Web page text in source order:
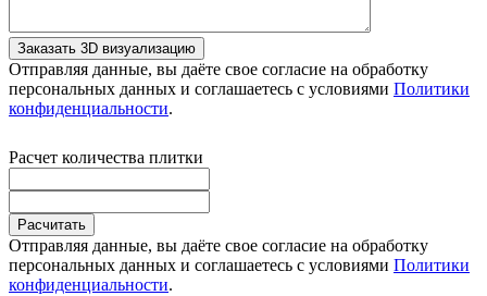
Заказать 3D визуализацию
Отправляя данные, вы даёте свое согласие на обработку
персональных данных и соглашаетесь с условиями Политики
конфиденциальности.
Расчет количества плитки
Расчитать
Отправляя данные, вы даёте свое согласие на обработку
персональных данных и соглашаетесь с условиями Политики
конфиденциальности.